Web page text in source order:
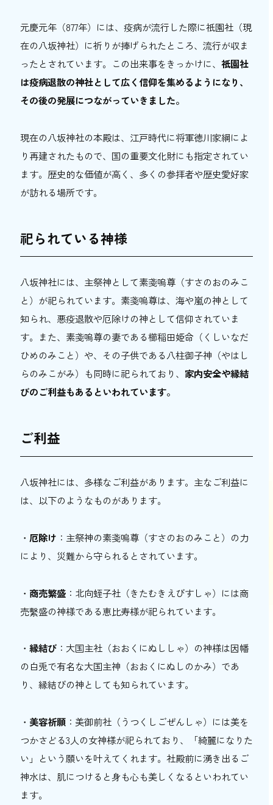
元慶元年（877年）には、疫病が流行した際に祇園社（現
在の八坂神社）に祈りが捧げられたところ、流行が収ま
ったとされています。この出来事をきっかけに、 祇園社
は疫病退散の神社として広く信仰を集めるようになり、
その後の発展につながっていきました。
現在の八坂神社の本殿は、江戸時代に将軍徳川家綱によ
り再建されたもので、国の重要文化財にも指定されてい
ます。歴史的な価値が高く、多くの参拝者や歴史愛好家
が訪れる場所です。
祀られている神様
八坂神社には、主祭神として素戔嗚尊（すさのおのみこ
と）が祀られています。素戔嗚尊は、海や嵐の神として
知られ、悪疫退散や厄除けの神として信仰されていま
す。また、素戔嗚尊の妻である櫛稲田姫命（くしいなだ
ひめのみこと）や、その子供である八柱御子神（やはし
らのみこがみ）も同時に祀られており、 家内安全や縁結
びのご利益もあるといわれています。
ご利益
八坂神社には、多様なご利益があります。主なご利益に
は、以下のようなものがあります。
・ 厄除け ：主祭神の素戔嗚尊（すさのおのみこと）の力
により、災難から守られるとされています。
・ 商売繁盛 ：北向蛭子社（きたむきえびすしゃ）には商
売繫盛の神様である恵比寿様が祀られています。
・ 縁結び ：大国主社（おおくにぬししゃ）の神様は因幡
の白兎で有名な大国主神（おおくにぬしのかみ）であ
り、縁結びの神としても知られています。
・ 美容祈願 ：美御前社（うつくしごぜんしゃ）には美を
つかさどる3人の女神様が祀られており、「綺麗になりた
い」という願いを叶えてくれます。社殿前に湧き出るご
神水は、肌につけると身も心も美しくなるといわれてい
ます。